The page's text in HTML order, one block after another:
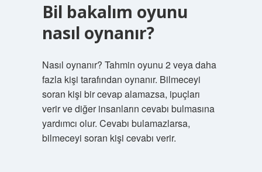
Bil bakalım oyunu
nasıl oynanır?
Nasıl oynanır? Tahmin oyunu 2 veya daha
fazla kişi tarafından oynanır. Bilmeceyi
soran kişi bir cevap alamazsa, ipuçları
verir ve diğer insanların cevabı bulmasına
yardımcı olur. Cevabı bulamazlarsa,
bilmeceyi soran kişi cevabı verir.